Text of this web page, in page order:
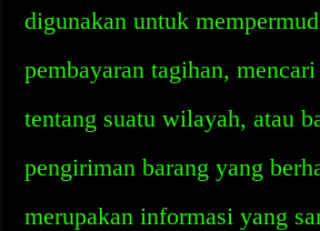
digunakan untuk
pembayaran tagihan,
tentang suatu wilayah, atau
pengiriman barang yang
merupakan informasi yang